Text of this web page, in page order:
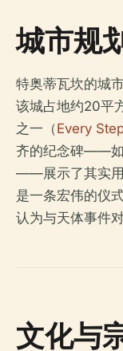
城市规
特奥蒂瓦坎的城
该城占地约20平
之一（Every
齐的纪念碑——如
——展示了其实用
是一条宏伟的仪
认为与天体事件
文化与